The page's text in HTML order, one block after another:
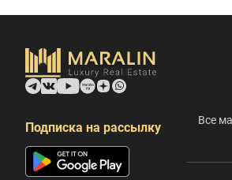
Подписка на рассылку
Все